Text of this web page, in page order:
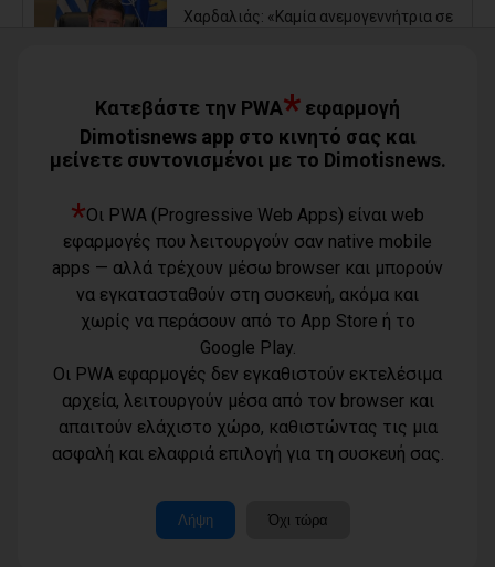
Χαρδαλιάς: «Καμία ανεμογεννήτρια σε
Με τη συνδρομή του Δήμου Αθηναίων
08/08/2026
Μπουρνούς: «Σχέδια Πόλης: Οι
ευθύνες της διοίκησης Τσεβά στον
καθορισμό των τιμών μονάδας και οι
επιπτώσεις στην εισφορά σε χρήμα
των πολιτών»
07/08/2026
Βασιλόπουλος: «Λυπηρό και
επικίνδυνο: Έλλειψη απαρτίας στο
Δημοτικό Συμβούλιο λόγω σκόπιμης
αμέλειας ή ανικανότητας της
07/08/2026
Όροι χρήσης
Πολιτική
Τηλέφωνο
Κατεβάστε την PWA* εφαρμογή
Dimotisnews app στο κινητό σας και
μείνετε συντονισμένοι με το Dimotisnews.
*Οι PWA (Progressive Web Apps) είναι web
εφαρμογές που λειτουργούν σαν native mobile
apps — αλλά τρέχουν μέσω browser και μπορούν
να εγκατασταθούν στη συσκευή, ακόμα και
χωρίς να περάσουν από το App Store ή το
Google Play.
Οι PWA εφαρμογές δεν εγκαθιστούν εκτελέσιμα
αρχεία, λειτουργούν μέσα από τον browser και
απαιτούν ελάχιστο χώρο, καθιστώντας τις μια
ασφαλή και ελαφριά επιλογή για τη συσκευή σας.
Λήψη Όχι τώρα